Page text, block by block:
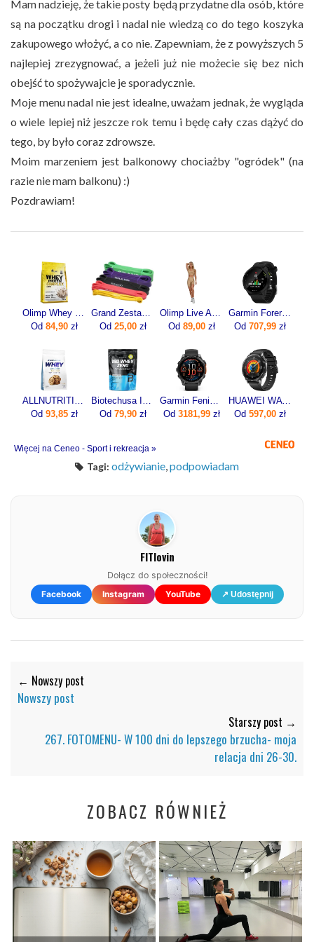
Mam nadzieję, że takie posty będą przydatne dla osób, które
są na początku drogi i nadal nie wiedzą co do tego koszyka
zakupowego włożyć, a co nie. Zapewniam, że z powyższych 5
najlepiej zrezygnować, a jeżeli już nie możecie się bez nich
obejść to spożywajcie je sporadycznie.
Moje menu nadal nie jest idealne, uważam jednak, że wygląda
o wiele lepiej niż jeszcze rok temu i będę cały czas dążyć do
tego, by było coraz zdrowsze.
Moim marzeniem jest balkonowy chociażby "ogródek" (na
razie nie mam balkonu) :)
Pozdrawiam!
Olimp Whey Protein Complex 100% 700g
Od 84,90zł
Grand Zestaw Gum Oporowych Power Band SF332
Od 25,00zł
Olimp Live And Fight Damskie krótkie legginsy Queens Gang Olimp Women's Short Leggings High Waist XL
Od 89,00zł
Garmin Forerunner 55 Czarny (0100256210)
Od 707,99 zł
ALLNUTRITION Whey Protein Premium 700g
Od 93,85zł
Biotechusa Izolat Iso Whey Zero 454G
Od 79,90zł
Garmin Fenix 8 47mm Slate grey z czarnym paskiem
Od 3181,99zł
HUAWEI WATCH GT 5 46mm Active
Od 597,00 zł
Więcej na Ceneo - Sport i rekreacja »
Tagi: odżywianie,podpowiadam
FITlovin
Dołącz do społeczności!
Facebook
Instagram YouTube ↗ Udostępnij
← Nowszy post
Nowszy post
Starszy post →
267. FOTOMENU- W 100 dni do lepszego brzucha- moja
relacja dni 26-30.
ZOBACZ RÓWNIEŻ